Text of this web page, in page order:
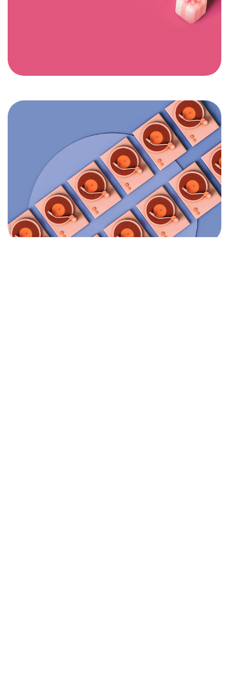
Envie de nous
rejoindre?
Discutons!
©2024 Le Club Business, Tous droits réservés.